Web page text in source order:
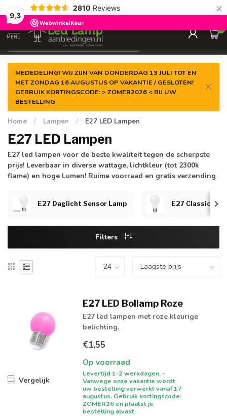
9,3
2810 Reviews ×
Gegarandeerde delaagste prijs
MENU
0
MEDEDELING! WIJ ZIJN VAN DONDERDAG 13 JULI TOT EN
MET ZONDAG 16 AUGUSTUS OP VAKANTIE / GESLOTEN!
GEBRUIK KORTINGSCODE: > ZOMER2026 < BIJ UW
BESTELLING
Home / Lampen / E27 LED Lampen
E27 LED Lampen
E27 led lampen voor de beste kwaliteit tegen de scherpste
prijs! Leverbaar in diverse wattage, lichtkleur (tot 2300k
flame) en hoge Lumen! Ruime voorraad en gratis verzending
E27 Daglicht Sensor Lamp E27 Classic
Filters
Vergelijk
E27 LED Bollamp Roze
E27 led lampen met roze kleurige
belichting.
€1,55
Op voorraad
Levertijd 1-2 werkdagen. -
Vanwege onze vakantie wordt
uw bestelling verwerkt vanaf 17
augustus. Gebruik kortingscode:
ZOMER26 en plaatst je
bestelling alvast